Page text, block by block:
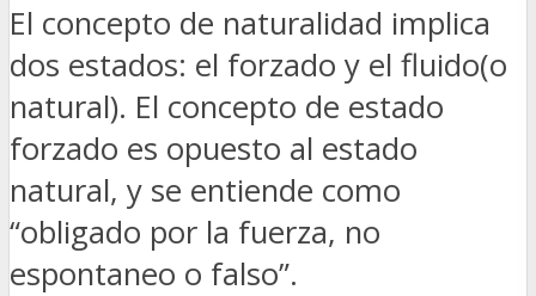
El concepto de naturalidad implica
dos estados: el forzado y el fluido(o
natural). El concepto de estado
forzado es opuesto al estado
natural, y se entiende como
“obligado por la fuerza, no
espontaneo o falso”.